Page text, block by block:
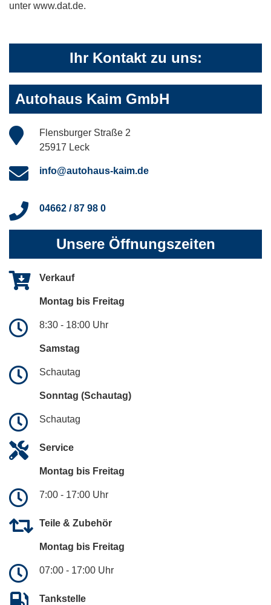
unter www.dat.de.
Ihr Kontakt zu uns:
Autohaus Kaim GmbH
Flensburger Straße 2
25917 Leck
info@autohaus-kaim.de
04662 / 87 98 0
Unsere Öffnungszeiten
Verkauf
Montag bis Freitag
8:30 - 18:00 Uhr
Samstag
Schautag
Sonntag (Schautag)
Schautag
Service
Montag bis Freitag
7:00 - 17:00 Uhr
Teile & Zubehör
Montag bis Freitag
07:00 - 17:00 Uhr
Tankstelle